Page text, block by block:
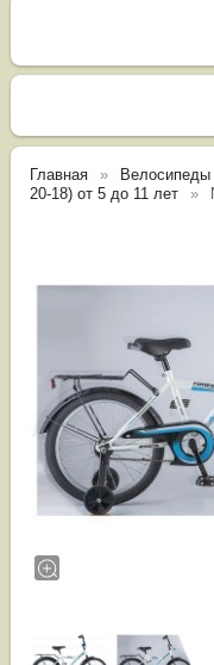
Главная
20-18) от 5 до 11 лет